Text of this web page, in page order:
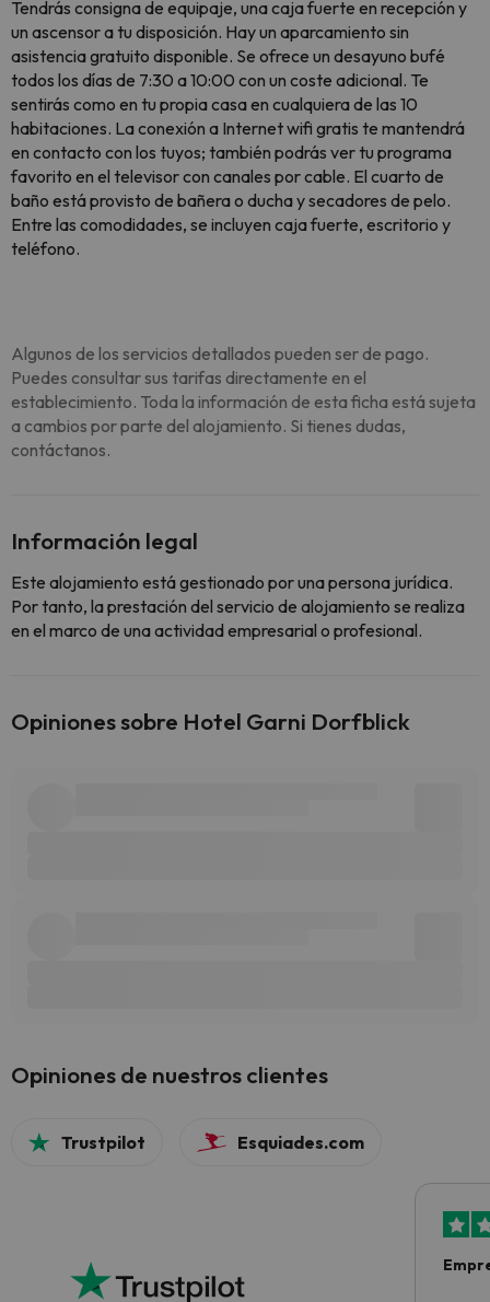
Tendrás consigna de equipaje, una caja fuerte en recepción y
un ascensor a tu disposición. Hay un aparcamiento sin
asistencia gratuito disponible. Se ofrece un desayuno bufé
todos los días de 7:30 a 10:00 con un coste adicional. Te
sentirás como en tu propia casa en cualquiera de las 10
habitaciones. La conexión a Internet wifi gratis te mantendrá
en contacto con los tuyos; también podrás ver tu programa
favorito en el televisor con canales por cable. El cuarto de
baño está provisto de bañera o ducha y secadores de pelo.
Entre las comodidades, se incluyen caja fuerte, escritorio y
teléfono.
Algunos de los servicios detallados pueden ser de pago.
Puedes consultar sus tarifas directamente en el
establecimiento. Toda la información de esta ficha está sujeta
a cambios por parte del alojamiento. Si tienes dudas,
contáctanos.
Información legal
Este alojamiento está gestionado por una persona jurídica.
Por tanto, la prestación del servicio de alojamiento se realiza
en el marco de una actividad empresarial o profesional.
Opiniones sobre Hotel Garni Dorfblick
Opiniones de nuestros clientes
Trustpilot Esquiades.com